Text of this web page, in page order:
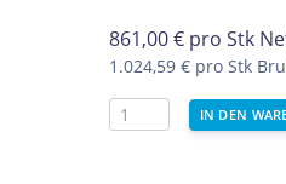
861,00€ pro Stk
1.024,59 € pro Stk